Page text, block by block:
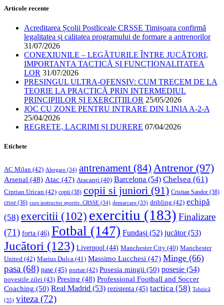
Articole recente
Acreditarea Școlii Postliceale CRSSE Timișoara confirmă
legalitatea și calitatea programului de formare a antrenorilor
31/07/2026
CONEXIUNILE – LEGĂTURILE ÎNTRE JUCĂTORI,
IMPORTANȚA TACTICĂ ȘI FUNCȚIONALITATEA
LOR 31/07/2026
PRESINGUL ULTRA-OFENSIV: CUM TRECEM DE LA
TEORIE LA PRACTICĂ PRIN INTERMEDIUL
PRINCIPIILOR ȘI EXERCIȚIILOR 25/05/2026
JOC CU ZONE PENTRU INTRARE DIN LINIA A-2-A
25/04/2026
REGRETE, LACRIMI ȘI DURERE 07/04/2026
Etichete
AC Milan (42) Alergare (34) antrenament (84) Antrenor(97)
Arsenal (48) Atac (47) Atacanți (40) Barcelona (54) Chelsea (61)
Ciprian Urican (42) copii (38) copii si juniori (91) Cristian Sandor (38)
crsse (36) curs instructor sportiv. CRSSE (34) demarcare (33) dribling (42) echipă
(58) exercitii (102) exercitiu (183) Finalizare
(71) forta (46) Fotbal (147) Fundași (52) jucător(53)
Jucători (123) Liverpool (44) Manchester City (40) Manchester
United (42) Marius Dulca (41) Massimo Lucchesi (47) Minge (66)
pasa (68) pase (45) portar(42) Posesia mingii (50) posesie (54)
povestile zilei (43) Presing (48) Professional Football and Soccer
Coaching (50) Real Madrid (53) rezistenta (45) tactica (58) Tehnică
(35) viteza (72)